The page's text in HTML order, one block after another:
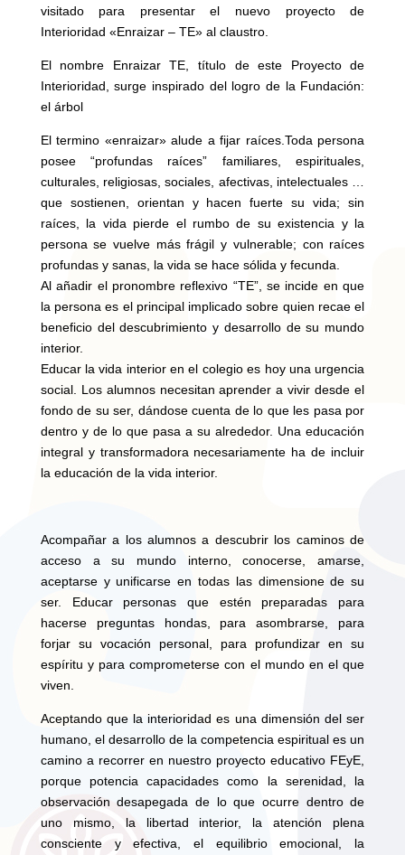
visitado para presentar el nuevo proyecto de
Interioridad «Enraizar – TE» al claustro.
El nombre Enraizar TE, título de este Proyecto de
Interioridad, surge inspirado del logro de la Fundación:
el árbol
El termino «enraizar» alude a fijar raíces.Toda persona
posee “profundas raíces” familiares, espirituales,
culturales, religiosas, sociales, afectivas, intelectuales …
que sostienen, orientan y hacen fuerte su vida; sin
raíces, la vida pierde el rumbo de su existencia y la
persona se vuelve más frágil y vulnerable; con raíces
profundas y sanas, la vida se hace sólida y fecunda.
Al añadir el pronombre reflexivo “TE”, se incide en que
la persona es el principal implicado sobre quien recae el
beneficio del descubrimiento y desarrollo de su mundo
interior.
Educar la vida interior en el colegio es hoy una urgencia
social. Los alumnos necesitan aprender a vivir desde el
fondo de su ser, dándose cuenta de lo que les pasa por
dentro y de lo que pasa a su alrededor. Una educación
integral y transformadora necesariamente ha de incluir
la educación de la vida interior.
Acompañar a los alumnos a descubrir los caminos de
acceso a su mundo interno, conocerse, amarse,
aceptarse y unificarse en todas las dimensione de su
ser. Educar personas que estén preparadas para
hacerse preguntas hondas, para asombrarse, para
forjar su vocación personal, para profundizar en su
espíritu y para comprometerse con el mundo en el que
viven.
Aceptando que la interioridad es una dimensión del ser
humano, el desarrollo de la competencia espiritual es un
camino a recorrer en nuestro proyecto educativo FEyE,
porque potencia capacidades como la serenidad, la
observación desapegada de lo que ocurre dentro de
uno mismo, la libertad interior, la atención plena
consciente y efectiva, el equilibrio emocional, la